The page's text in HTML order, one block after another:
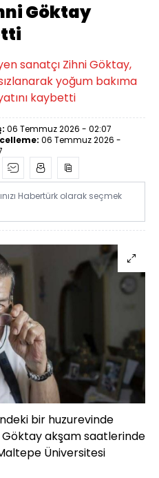
Göktay
sanatçı Zihni Göktay,
yoğum bakıma
kaybetti
06 Temmuz 2026 - 02:07
06 Temmuz 2026 -
Habertürk olarak seçmek
bir huzurevinde
Göktay akşam saatlerinde
Üniversitesi